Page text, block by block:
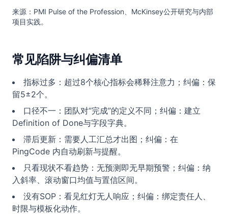
来源：PMI Pulse of the Profession、McKinsey公开研究与内部
项目实践。
常见陷阱与纠偏清单
指标过多：超过8个核心指标会稀释注意力；纠偏：保
留5±2个。
口径不一：团队对“完成”的定义不同；纠偏：建立
Definition of Done与字段字典。
滞后更新：需要人工汇总才出图；纠偏：在
PingCode 内自动刷新与提醒。
只看现状不看趋势：无预测即无早期预警；纠偏：纳
入斜率、滚动窗口均值与置信区间。
没有SOP：看见红灯无人响应；纠偏：绑定责任人、
时限与模板化动作。